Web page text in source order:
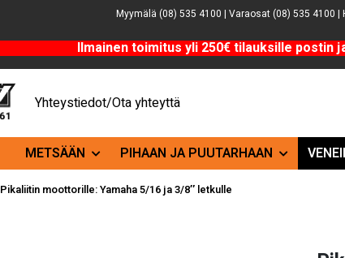
Myymälä (08) 535 4100 | Varaosat (08) 535 4100 |
Ilmainen toimitus yli 250€ tilauksille postin
Yhteystiedot/Ota yhteyttä
METSÄÄN PIHAAN JA PUUTARHAAN
Pikaliitin moottorille: Yamaha 5/16 ja 3/8″ letkulle